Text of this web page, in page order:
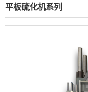
平板硫化机系列